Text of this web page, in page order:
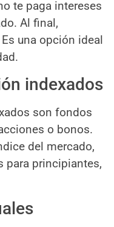
te paga intereses
Al final,
una opción ideal
indexados
son fondos
o bonos.
del mercado,
para principiantes,